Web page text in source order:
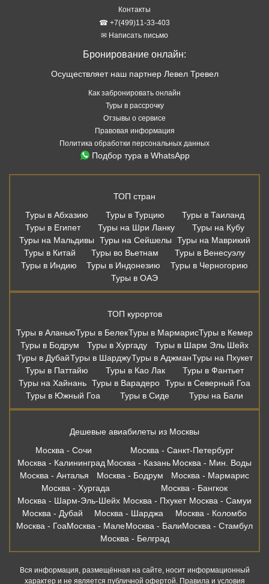
Контакты
☎ +7(499)11-33-403
✉ Написать письмо
Бронирование онлайн:
Осуществляет наш партнер Левел Тревел
Как забронировать онлайн
Туры в рассрочку
Отзывы о сервисе
Правовая информация
Политика обработки персональных данных
Подбор тура в WhatsApp
ТОП стран
Туры в Абхазию
Туры в Турцию
Туры в Таиланд
Туры в Египет
Туры на Шри Ланку
Туры на Кубу
Туры на Мальдивы
Туры на Сейшелы
Туры на Маврикий
Туры в Китай
Туры во Вьетнам
Туры в Венесуэлу
Туры в Индию
Туры в Индонезию
Туры в Черногорию
Туры в ОАЭ
ТОП курортов
Туры в АланьюТуры в БелекТуры в МармарисТуры в Кемер
Туры в Бодрум
Туры в Хургаду
Туры в Шарм Эль Шейх
Туры в ДубайТуры в ШарджуТуры в АджманТуры на Пхукет
Туры в Паттайю
Туры в Као Лак
Туры в Фантьет
Туры на Хайнань Туры в Варадеро Туры в Северный Гоа
Туры в Южный Гоа
Туры в Сиде Туры на Бали
Дешевые авиабилеты из Москвы
Москва - Сочи
Москва - Санкт-Петербург
Москва - Калининград Москва - Казань Москва - Мин. Воды
Москва - Анталья
Москва - Бодрум
Москва - Мармарис
Москва - Хургада
Москва - Бангкок
Москва - Шарм-Эль-Шейх Москва - Пхукет Москва - Самуи
Москва - Дубай
Москва - Шарджа
Москва - Коломбо
Москва - ГоаМосква - МалеМосква - БалиМосква - Стамбул
Москва - Белград
Вся информация, размещённая на сайте, носит информационный
характер и не является публичной офертой. Правила и условия